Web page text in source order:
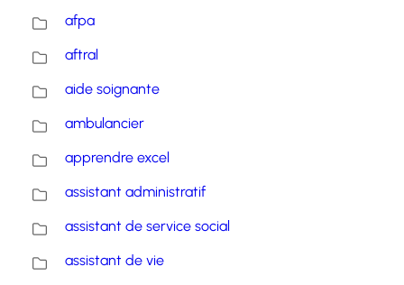
afpa
aftral
aide soignante
ambulancier
apprendre excel
assistant administratif
assistant de service social
assistant de vie